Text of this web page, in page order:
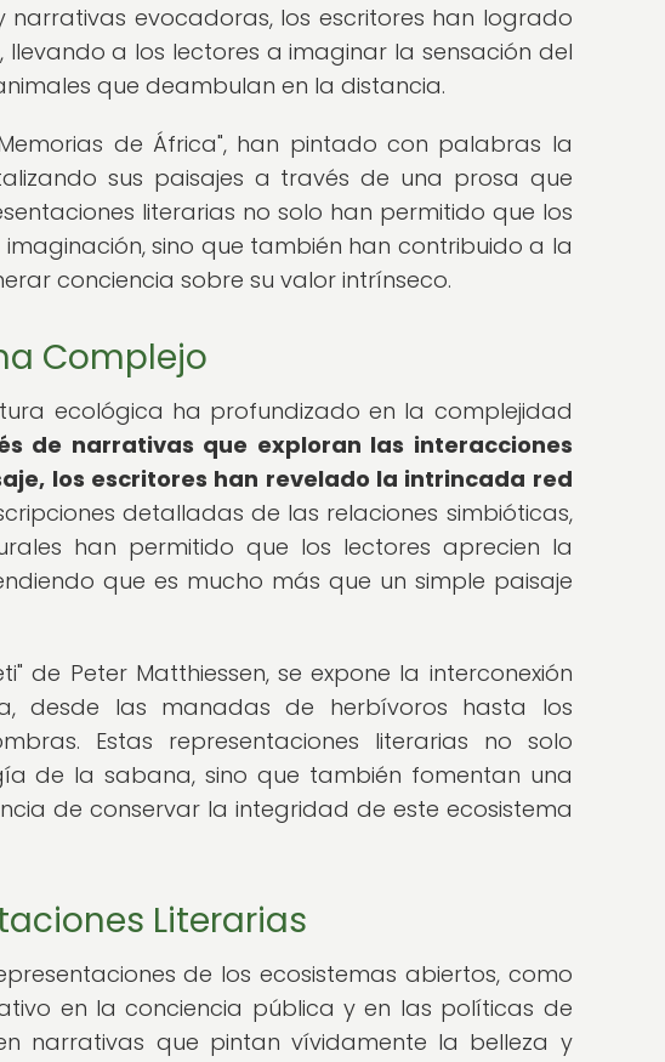
evocadoras, los escritores han logrado
a los lectores a imaginar la sensación del
que deambulan en la distancia.
de África", han pintado con palabras la
sus paisajes a través de una prosa que
literarias no solo han permitido que los
sino que también han contribuido a la
conciencia sobre su valor intrínseco.
Complejo
ecológica ha profundizado en la complejidad
de narrativas que exploran las interacciones
los escritores han revelado la intrincada red
detalladas de las relaciones simbióticas,
han permitido que los lectores aprecien la
que es mucho más que un simple paisaje
de Peter Matthiessen, se expone la interconexión
desde las manadas de herbívoros hasta los
Estas representaciones literarias no solo
de la sabana, sino que también fomentan una
de conservar la integridad de este ecosistema
Literarias
de los ecosistemas abiertos, como
en la conciencia pública y en las políticas de
narrativas que pintan vívidamente la belleza y